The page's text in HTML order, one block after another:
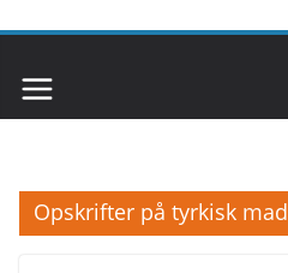
Opskrifter på tyrkisk mad